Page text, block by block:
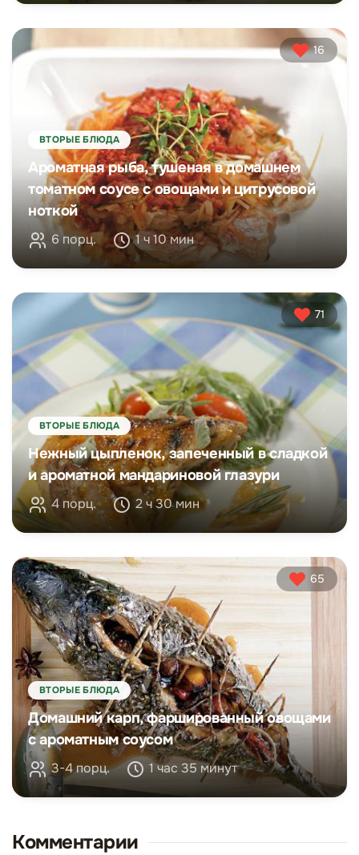
16
ВТОРЫЕ БЛЮДА
Ароматная рыба, тушеная в домашнем
томатном соусе с овощами и цитрусовой
ноткой
6 порц. 1 ч 10 мин
71
ВТОРЫЕ БЛЮДА
Нежный цыпленок, запеченный в сладкой
и ароматной мандариновой глазури
4 порц. 2 ч 30 мин
65
ВТОРЫЕ БЛЮДА
Домашний карп, фаршированный овощами
с ароматным соусом
3-4 порц. 1 час 35 минут
Комментарии